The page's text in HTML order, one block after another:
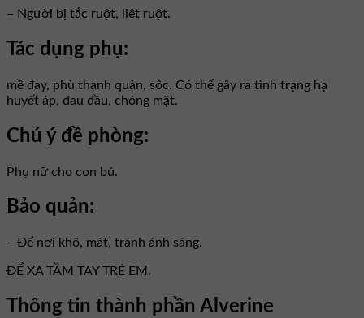
– Người bị tắc ruột, liệt ruột.
Tác dụng phụ:
mề đay, phù thanh quản, sốc. Có thể gây ra tình trạng hạ
huyết áp, đau đầu, chóng mặt.
Chú ý đề phòng:
Phụ nữ cho con bú.
Bảo quản:
– Để nơi khô, mát, tránh ánh sáng.
ĐỂ XA TẦM TAY TRẺ EM.
Thông tin thành phần Alverine